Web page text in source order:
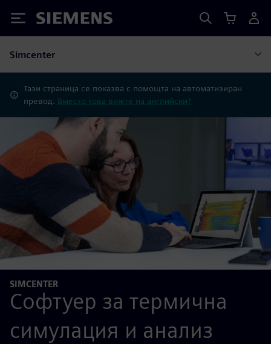
Siemens
Simcenter
Тази страница се показва с помощта на автоматизиран
превод. Вместо това вижте на английски?
SIMCENTER
Софтуер за термична
симулация и анализ